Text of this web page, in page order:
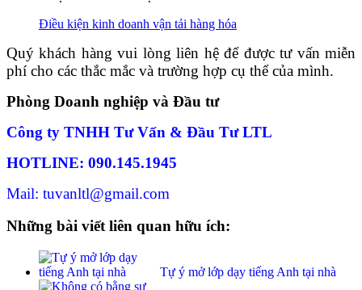
Điều kiện kinh doanh vận tải hàng hóa
Quý khách hàng vui lòng liên hệ để được tư vấn miễn
phí cho các thắc mắc và trường hợp cụ thể của mình.
Phòng Doanh nghiệp và Đầu tư
Công ty TNHH Tư Vấn & Đầu Tư LTL
HOTLINE: 090.145.1945
Mail: tuvanltl@gmail.com
Những bài viết liên quan hữu ích:
Tự ý mở lớp dạy tiếng Anh tại nhà